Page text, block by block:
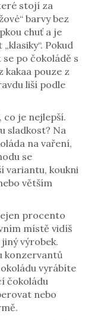
stojí za
barvy bez
chuť a je
Pokud
po čokoládě s
kakaa pouze z
liší podle
je nejlepší.
sladkost? Na
na vaření,
se
variantu, koukni
větším
procento
místě vidíš
výrobek.
konzervantů
vyrábíte
čokoládu
nebo